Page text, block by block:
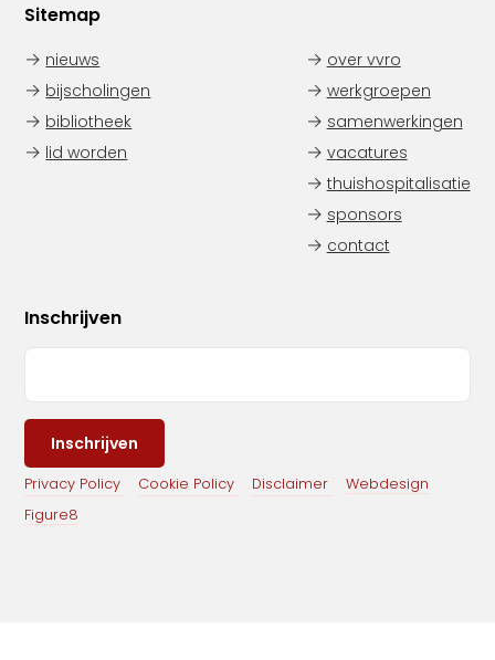
Sitemap
nieuws
bijscholingen
bibliotheek
lid worden
over vvro
werkgroepen
samenwerkingen
vacatures
thuishospitalisatie
sponsors
contact
Inschrijven
Privacy Policy Cookie Policy Disclaimer
Webdesign
Figure8